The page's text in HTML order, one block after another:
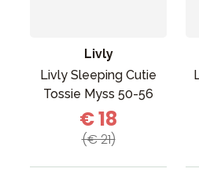
Livly
Livly Sleeping Cutie
Tossie Myss 50-56
€ 18
(€ 21)